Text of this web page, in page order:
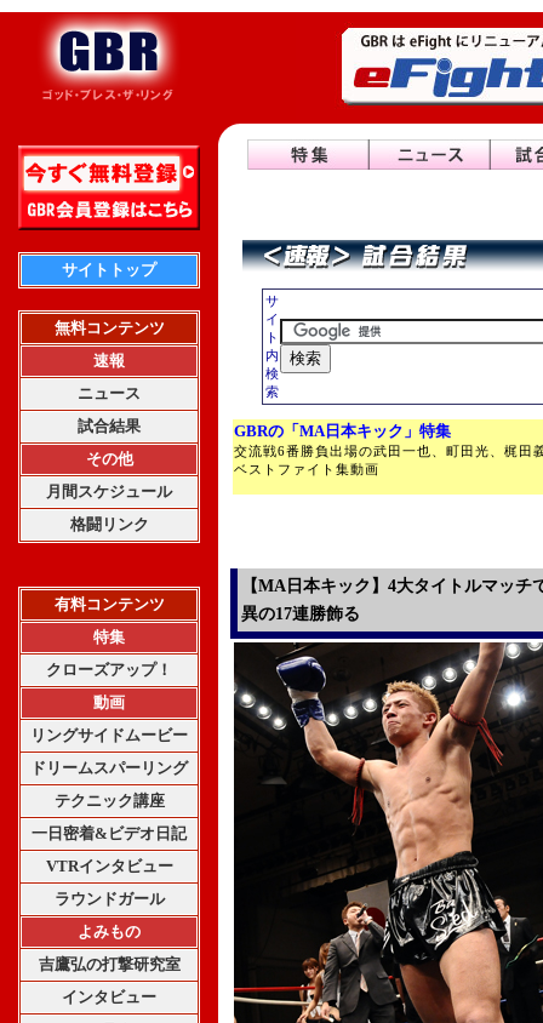
サイトトップ
無料コンテンツ
速報
ニュース
試合結果
その他
月間スケジュール
格闘リンク
有料コンテンツ
特集
クローズアップ！
動画
リングサイドムービー
ドリームスパーリング
テクニック講座
一日密着&ビデオ日記
VTRインタビュー
ラウンドガール
よみもの
吉鷹弘の打撃研究室
インタビュー
サ
イ
ト
内
検
索
GBRの「MA日本キック」特集
交流戦6番勝負出場の武田一也、町田光、梶田
ベストファイト集動画
【MA日本キック】4大タイトルマッ
異の17連勝飾る